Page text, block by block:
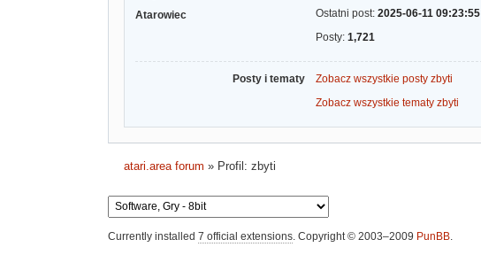
Atarowiec
Ostatni post: 2025-06-11 09:23:55
Posty: 1,721
Posty i tematy
Zobacz wszystkie posty zbyti
Zobacz wszystkie tematy zbyti
atari.area forum » Profil: zbyti
Currently installed 7 official extensions . Copyright © 2003–2009 PunBB